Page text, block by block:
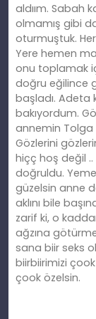
aldıım. Sabah
olmamış gibi
oturmuştuk.
Yere hemen
onu toplamak
doğru eğilince
başladı. Adeta
bakıyordum.
annemin Tolga
Gözlerini
hiçç hoş değil ..
doğruldu.
güzelsin anne
aklını bile
zarif ki, o
ağzına
sana biir seks
biirbiirimizi
çook özelsin.